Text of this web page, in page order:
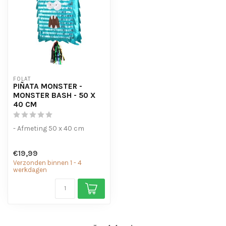
FOLAT
PIÑATA MONSTER -
MONSTER BASH - 50 X
40 CM
- Afmeting 50 x 40 cm
€19,99
Verzonden binnen 1 - 4
werkdagen